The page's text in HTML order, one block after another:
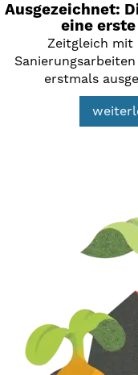
Ausgezeichnet:
eine
Zeitgleich mit
erstmals